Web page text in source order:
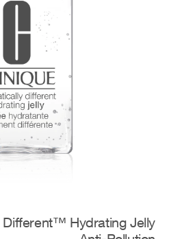
Different™ Hydrating Jelly